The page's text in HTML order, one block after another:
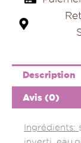
Description
Avis (0)
Ingrédients: